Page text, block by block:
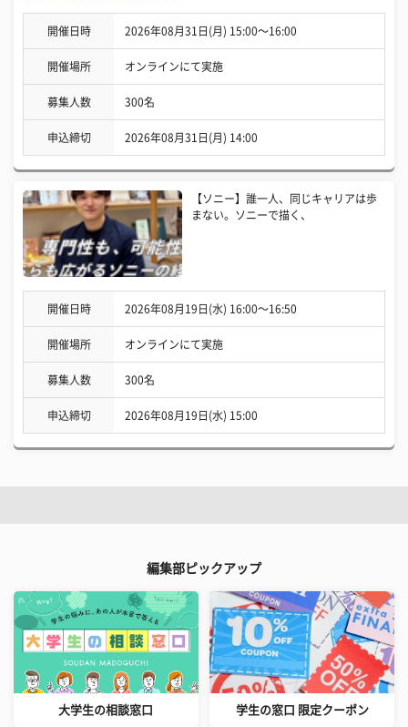
開催日時 2026年08月31日(月) 15:00〜16:00
開催場所 オンラインにて実施
募集人数 300名
申込締切 2026年08月31日(月) 14:00
【ソニー】誰一人、同じキャリアは歩
まない。ソニーで描く、
開催日時 2026年08月19日(水) 16:00〜16:50
開催場所 オンラインにて実施
募集人数 300名
申込締切 2026年08月19日(水) 15:00
編集部ピックアップ
大学生の相談窓口 学生の窓口 限定クーポン